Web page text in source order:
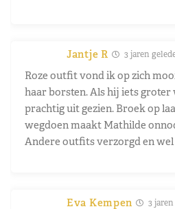
Jantje R 3 jaren
Roze outfit vond ik op zich
haar borsten. Als hij iets groter
prachtig uit gezien. Broek op
wegdoen maakt Mathilde
Andere outfits verzorgd en wel
Eva Kempen 3